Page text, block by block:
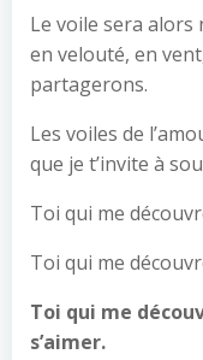
Le voile sera
en velouté, en
partagerons.
Les voiles de
que je t’invite à
Toi qui me
Toi qui me
Toi qui me
s’aimer.